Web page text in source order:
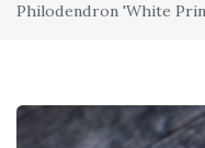
Philodendron 'White